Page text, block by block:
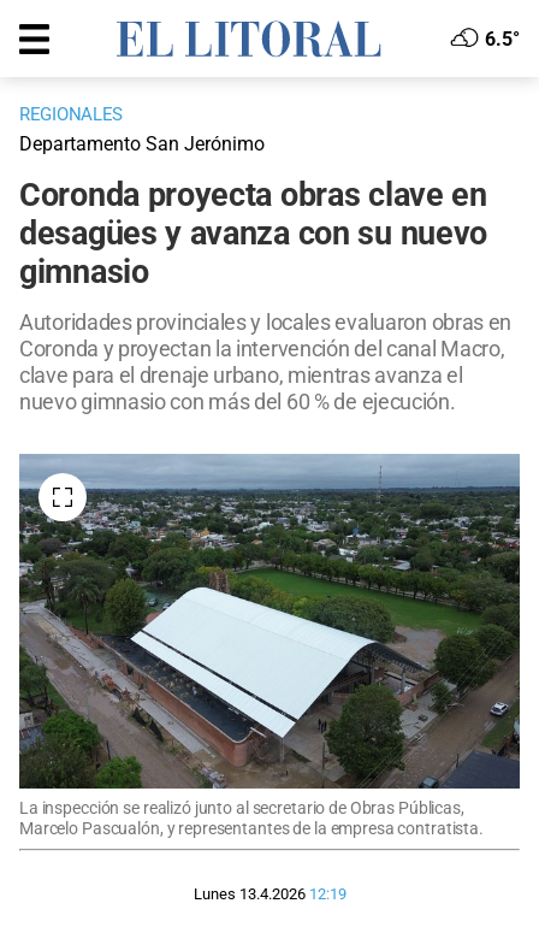
6.5°
REGIONALES
Departamento San Jerónimo
Coronda proyecta obras clave en
desagües y avanza con su nuevo
gimnasio
Autoridades provinciales y locales evaluaron obras en
Coronda y proyectan la intervención del canal Macro,
clave para el drenaje urbano, mientras avanza el
nuevo gimnasio con más del 60 % de ejecución.
La inspección se realizó junto al secretario de Obras Públicas,
Marcelo Pascualón, y representantes de la empresa contratista.
Lunes 13.4.2026 12:19